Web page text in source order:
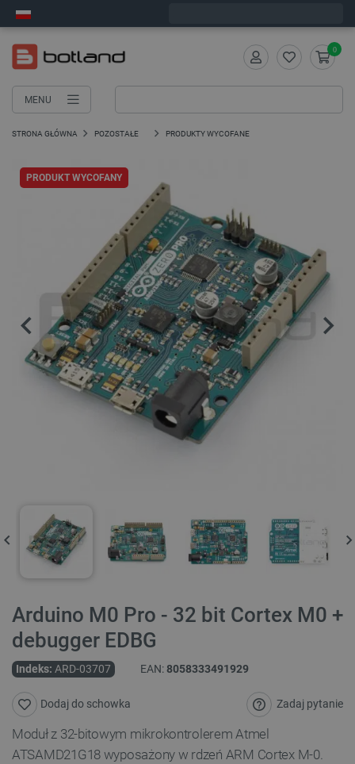
MENU
0
STRONA GŁÓWNA POZOSTAŁE PRODUKTY WYCOFANE
PRODUKT WYCOFANY
Arduino M0 Pro - 32 bit Cortex M0 +
debugger EDBG
Indeks: ARD-03707 EAN:8058333491929
Zadaj pytanie
Dodaj do schowka
Moduł z 32-bitowym mikrokontrolerem Atmel
ATSAMD21G18 wyposażony w rdzeń ARM Cortex M-0.